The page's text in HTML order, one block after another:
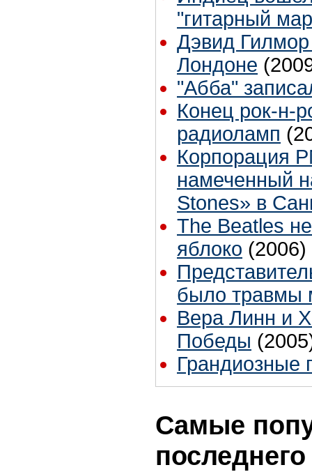
"гитарный
Дэвид Гилмор
Лондоне
"Абба"
Конец рок-н-
радиоламп
Корпорация
намеченный
Stones» в
The Beatles
яблоко (2006)
было травмы
Вера Линн и
Победы
Грандиозные
Самые